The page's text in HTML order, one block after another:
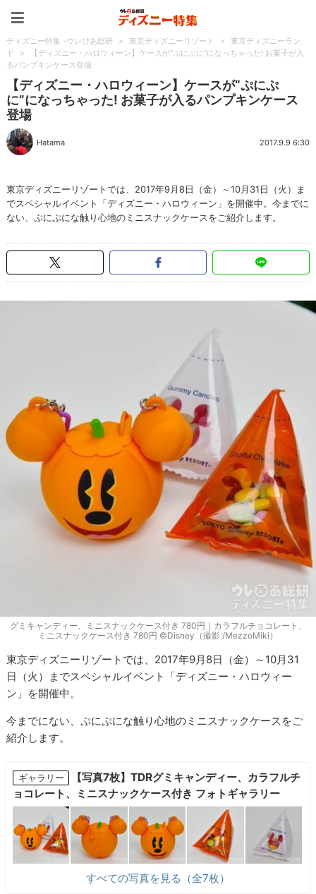
ディズニー特集 -ウレぴあ総研 > 東京ディズニーリゾート >
東京ディズニーラン
ド
>
【ディズニー・ハロウィーン】ケースが“ぷにぷに”になっちゃった! お菓子が入
るパンプキンケース登場
【ディズニー・ハロウィーン】ケースが“ぷにぷ
に”になっちゃった! お菓子が入るパンプキンケース
登場
Hatama 2017.9.9 6:30
東京ディズニーリゾートでは、2017年9月8日（金）～10月31日（火）ま
でスペシャルイベント「ディズニー・ハロウィーン」を開催中。今までに
ない、ぷにぷにな触り心地のミニスナックケースをご紹介します。
グミキャンディー、ミニスナックケース付き 780円｜カラフルチョコレート、
ミニスナックケース付き 780円 ©Disney（撮影 /MezzoMiki）
東京ディズニーリゾートでは、2017年9月8日（金）～10月31
日（火）までスペシャルイベント「ディズニー・ハロウィー
ン」を開催中。
今までにない、ぷにぷにな触り心地のミニスナックケースをご
紹介します。
ギャラリー
【写真7枚】TDRグミキャンディー、カラフルチ
ョコレート、ミニスナックケース付き フォトギャラリー
すべての写真を見る（全7枚）